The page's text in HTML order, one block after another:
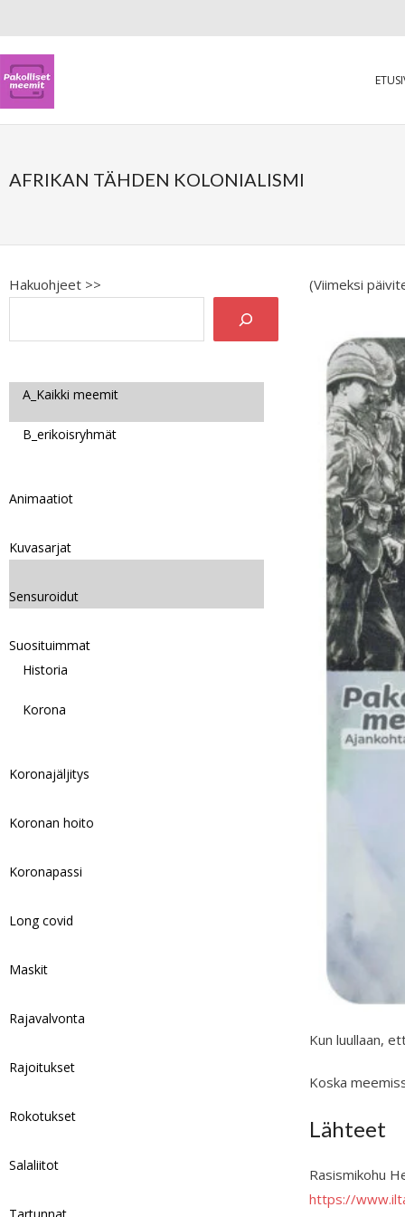
AFRIKAN TÄHDEN KOLONIALISMI
(Viimeksi
Kun luullaan,
Koska
Lähteet
Rasismikohu
https://
Hakuohjeet >>
A_Kaikki meemit
B_erikoisryhmät
Animaatiot
Kuvasarjat
Sensuroidut
Suosituimmat
Historia
Korona
Koronajäljitys
Koronan hoito
Koronapassi
Long covid
Maskit
Rajavalvonta
Rajoitukset
Rokotukset
Salaliitot